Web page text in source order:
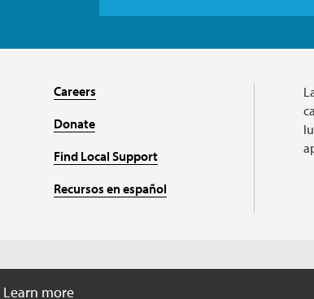
Careers
Donate
Find Local Support
Recursos en español
Learn more